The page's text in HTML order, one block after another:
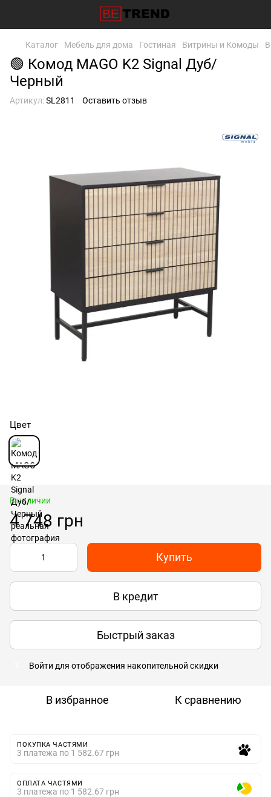
Каталог Мебель для дома Гостиная Витрины и Комоды
🟢 Комод MAGO K2 Signal Дуб/
Черный
Артикул:SL2811 Оставить отзыв
Цвет
В наличии
4 748 грн
Купить
В кредит
Быстрый заказ
Войти для отображения накопительной скидки
В избранное К сравнению
ПОКУПКА ЧАСТЯМИ
3 платежа по 1 582.67 грн
ОПЛАТА ЧАСТЯМИ
3 платежа по 1 582.67 грн